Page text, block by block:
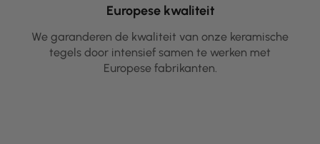
Europese kwaliteit
We garanderen de kwaliteit van onze keramische
tegels door intensief samen te werken met
Europese fabrikanten.